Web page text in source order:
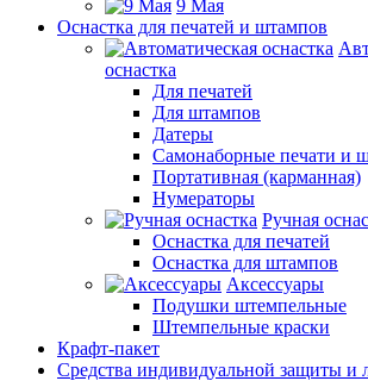
9 Мая
Оснастка для печатей и штампов
оснастка
Для печатей
Для штампов
Датеры
Самонаборные печати и
Портативная (карманная)
Нумераторы
Ручная
Оснастка для печатей
Оснастка для штампов
Аксессуары
Подушки штемпельные
Штемпельные краски
Крафт-пакет
Средства индивидуальной защиты и